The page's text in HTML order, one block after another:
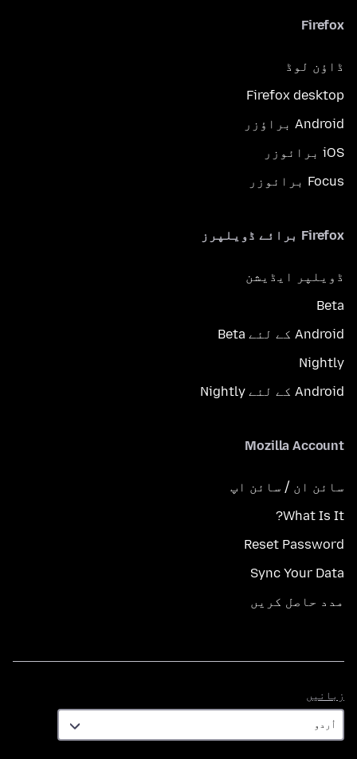
Firefox
ڈاؤن لوڈ
Firefox desktop
Android براؤزر
iOS برائوزر
Focus برائوزر
Firefox برائے ڈویلپرز
ڈویلپر ایڈیشن
Beta
Android کے لئے Beta
Nightly
Android کے لئے Nightly
Mozilla Account
سائن ان / سائن اپ
What Is It?
Reset Password
Sync Your Data
مدد حاصل کریں
زبانیں